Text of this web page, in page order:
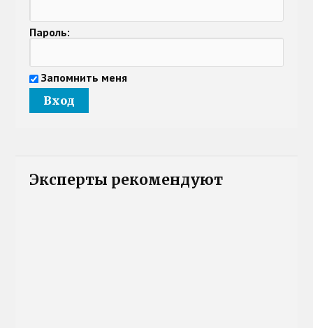
Пароль:
Запомнить меня
Эксперты рекомендуют